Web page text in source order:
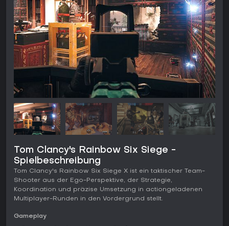
Tom Clancy's Rainbow Six Siege -
Spielbeschreibung
Tom Clancy's Rainbow Six Siege X ist ein taktischer Team-
Shooter aus der Ego-Perspektive, der Strategie,
Koordination und präzise Umsetzung in actiongeladenen
Multiplayer-Runden in den Vordergrund stellt.
Gameplay